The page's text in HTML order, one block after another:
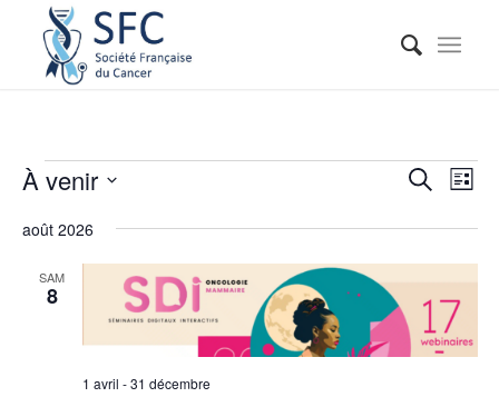
vues
Recherche
de
Liste
À venir
une
août 2026
SAM
8
1 avril -31 décembre